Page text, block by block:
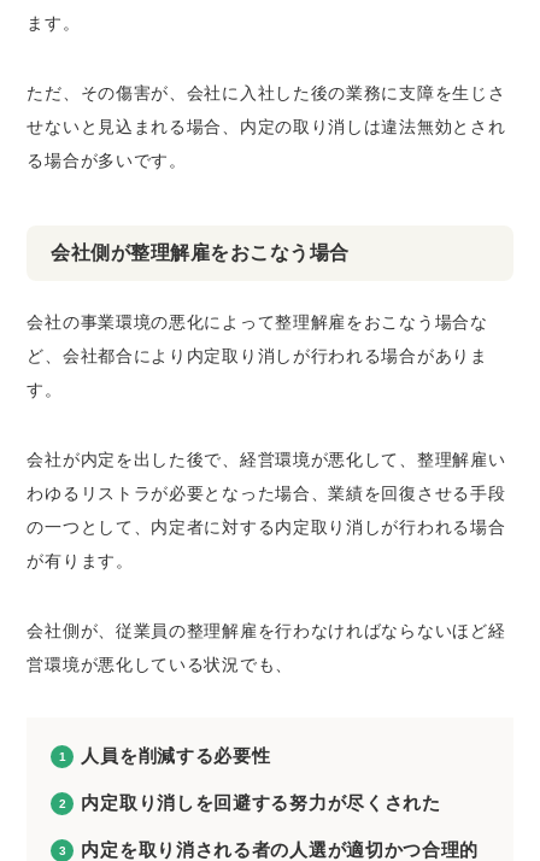
ます。
ただ、その傷害が、会社に入社した後の業務に支障を生じさ
せないと見込まれる場合、内定の取り消しは違法無効とされ
る場合が多いです。
会社側が整理解雇をおこなう場合
会社の事業環境の悪化によって整理解雇をおこなう場合な
ど、会社都合により内定取り消しが行われる場合がありま
す。
会社が内定を出した後で、経営環境が悪化して、整理解雇い
わゆるリストラが必要となった場合、業績を回復させる手段
の一つとして、内定者に対する内定取り消しが行われる場合
が有ります。
会社側が、従業員の整理解雇を行わなければならないほど経
営環境が悪化している状況でも、
人員を削減する必要性
内定取り消しを回避する努力が尽くされた
内定を取り消される者の人選が適切かつ合理的